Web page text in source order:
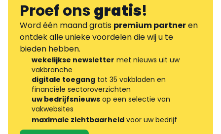
Proef onsgratis!
Word één maand gratis premium partneren
ontdek alle unieke voordelen die wij u te
bieden hebben.
wekelijkse newsletter met nieuws uit uw
vakbranche
digitale toegang tot 35 vakbladen en
financiële sectoroverzichten
uw bedrijfsnieuws op een selectie van
vakwebsites
maximale zichtbaarheid voor uw bedrijf